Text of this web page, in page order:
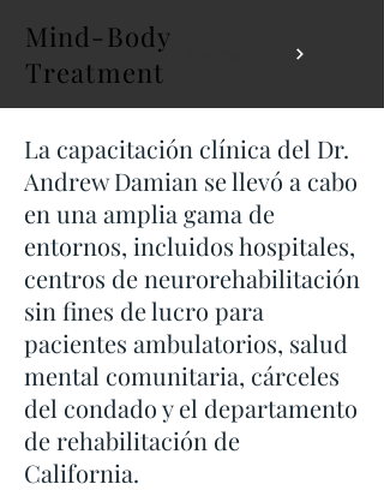
Mind-Body
Treatment
La capacitación clínica del Dr.
Andrew Damian se llevó a cabo
en una amplia gama de
entornos, incluidos hospitales,
centros de neurorehabilitación
sin fines de lucro para
pacientes ambulatorios, salud
mental comunitaria, cárceles
del condado y el departamento
de rehabilitación de
California.